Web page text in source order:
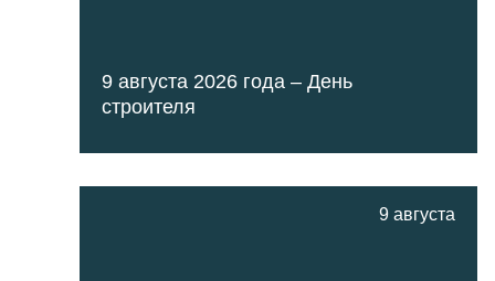
9 августа 2026 года – День
строителя
9 августа